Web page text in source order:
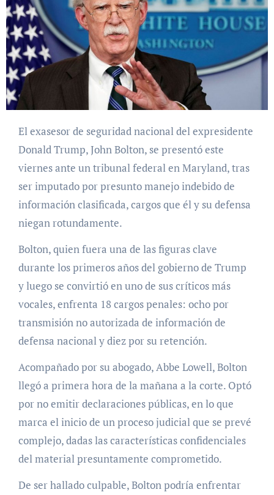
El exasesor de seguridad nacional del expresidente
Donald Trump, John Bolton, se presentó este
viernes ante un tribunal federal en Maryland, tras
ser imputado por presunto manejo indebido de
información clasificada, cargos que él y su defensa
niegan rotundamente.
Bolton, quien fuera una de las figuras clave
durante los primeros años del gobierno de Trump
y luego se convirtió en uno de sus críticos más
vocales, enfrenta 18 cargos penales: ocho por
transmisión no autorizada de información de
defensa nacional y diez por su retención.
Acompañado por su abogado, Abbe Lowell, Bolton
llegó a primera hora de la mañana a la corte. Optó
por no emitir declaraciones públicas, en lo que
marca el inicio de un proceso judicial que se prevé
complejo, dadas las características confidenciales
del material presuntamente comprometido.
De ser hallado culpable, Bolton podría enfrentar